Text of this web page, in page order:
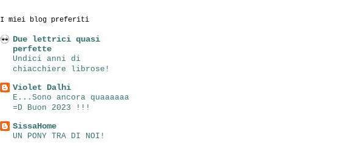
I miei blog preferiti
Due lettrici quasi
perfette
Undici anni di
chiacchiere librose!
Violet Dalhi
E...Sono ancora quaaaaaa
=D Buon 2023 !!!
SissaHome
UN PONY TRA DI NOI!